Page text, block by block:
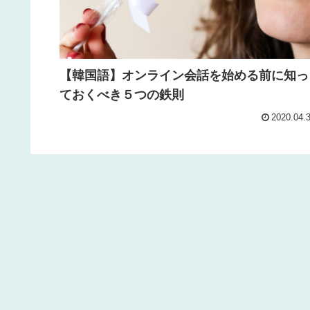
【韓国語】オンライン会話を始める前に知っ
ておくべき５つの鉄則